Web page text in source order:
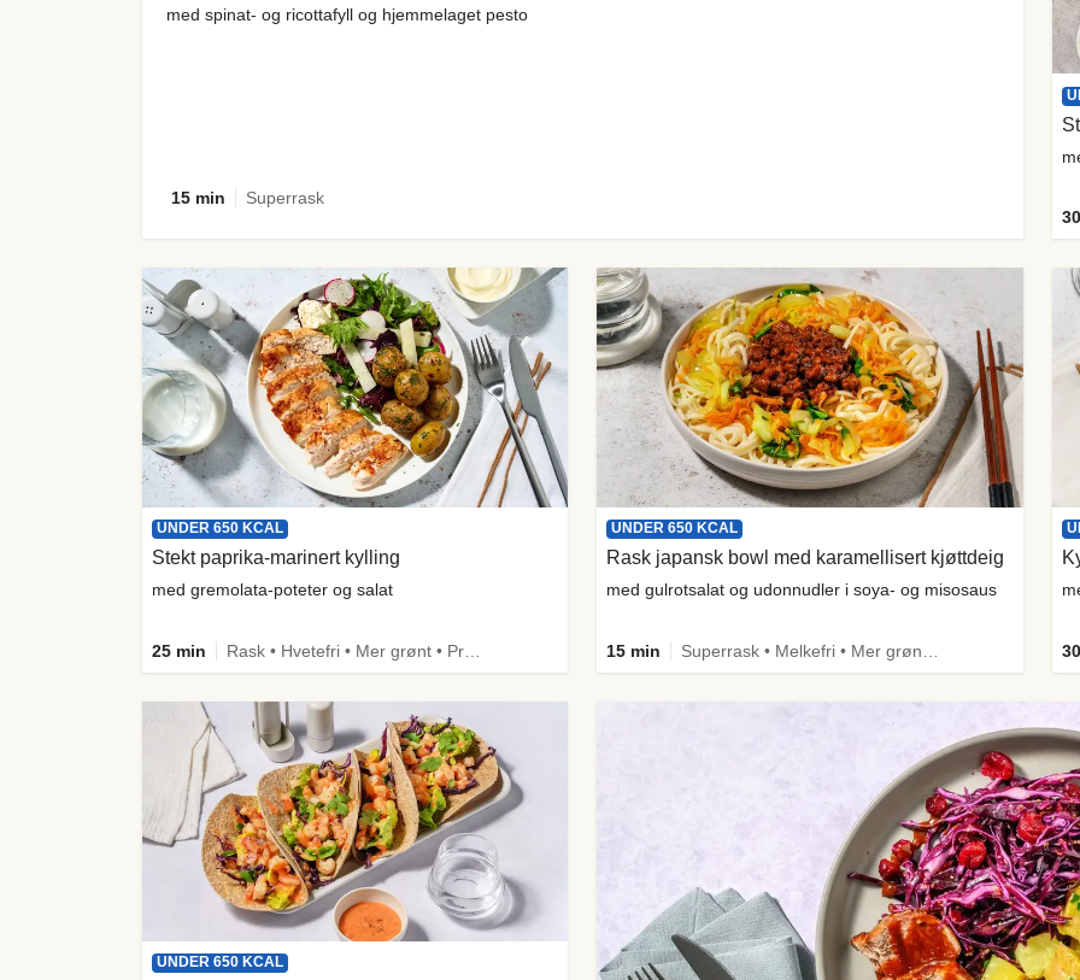
med spinat- og ricottafyll og hjemmelaget pesto
15 min Superrask
UNDER 650 KCAL
Stekt paprika-marinert kylling
med gremolata-poteter og salat
25 min
UNDER 650 KCAL
Rask japansk bowl med karamellisert kjøttdeig
med gulrotsalat og udonnudler i soya- og misosaus
15 min
UNDER 650 KCAL